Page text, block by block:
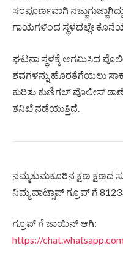
ಸಂಪೂರ್ಣವಾಗಿ
ಗಾಯಗಳಿಂದ ಸ್ಥಳದಲ್ಲೇ
ಘಟನಾ ಸ್ಥಳಕ್ಕೆ ಆಗಮಿಸಿದ
ಶವಗಳನ್ನು ಹೊರತೆಗೆಯಲು
ಕುರಿತು ಕುಣಿಗಲ್ ಪೊಲೀಸ್
ತನಿಖೆ ನಡೆಯುತ್ತಿದೆ.
ನಮ್ಮತುಮಕೂರಿನ ಕ್ಷಣ ಕ್ಷಣದ
ನಿಮ್ಮ ವಾಟ್ಸಾಪ್ ಗ್ರೂಪ್ ಗೆ
ಗ್ರೂಪ್ ಗೆ ಜಾಯಿನ್ ಆಗಿ:
https://